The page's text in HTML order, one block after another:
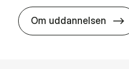
Om uddannelsen